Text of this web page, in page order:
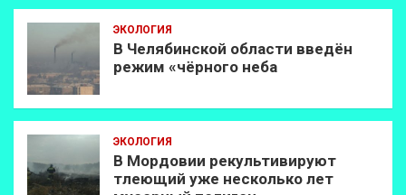
ЭКОЛОГИЯ
В Челябинской области введён
режим «чёрного неба
ЭКОЛОГИЯ
В Мордовии рекультивируют
тлеющий уже несколько лет